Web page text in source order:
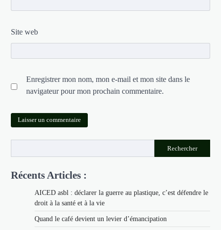
Site web
Enregistrer mon nom, mon e-mail et mon site dans le
navigateur pour mon prochain commentaire.
Rechercher
Récents Articles :
AICED asbl : déclarer la guerre au plastique, c’est défendre le
droit à la santé et à la vie
Quand le café devient un levier d’émancipation